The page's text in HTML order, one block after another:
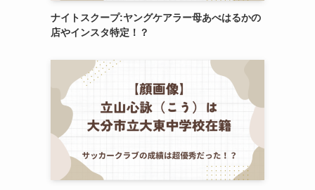
ナイトスクープ:ヤングケアラー母あべはるかの
店やインスタ特定！？